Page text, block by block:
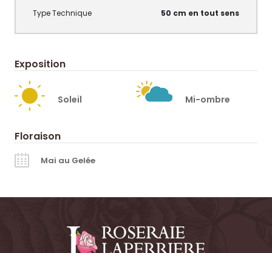
50 cm en tout sens
Exposition
Soleil Mi-ombre
Floraison
Mai au Gelée